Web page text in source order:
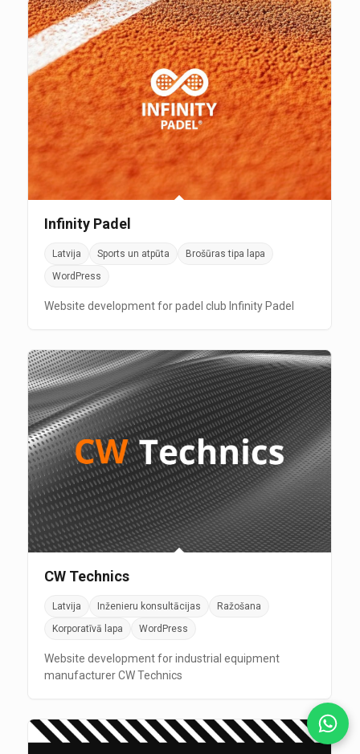
Infinity Padel
Latvija Sports un atpūta
Brošūras tipa lapa
WordPress
Website development for padel club Infinity Padel
CW Technics
Latvija Inženieru konsultācijas
Ražošana
Korporatīvā lapa
WordPress
Website development for industrial equipment
manufacturer CW Technics